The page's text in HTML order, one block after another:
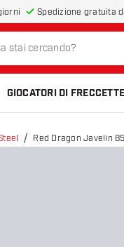
Spedizione gratuita
GIOCATORI DI FRECCETTE
Red Dragon Javelin